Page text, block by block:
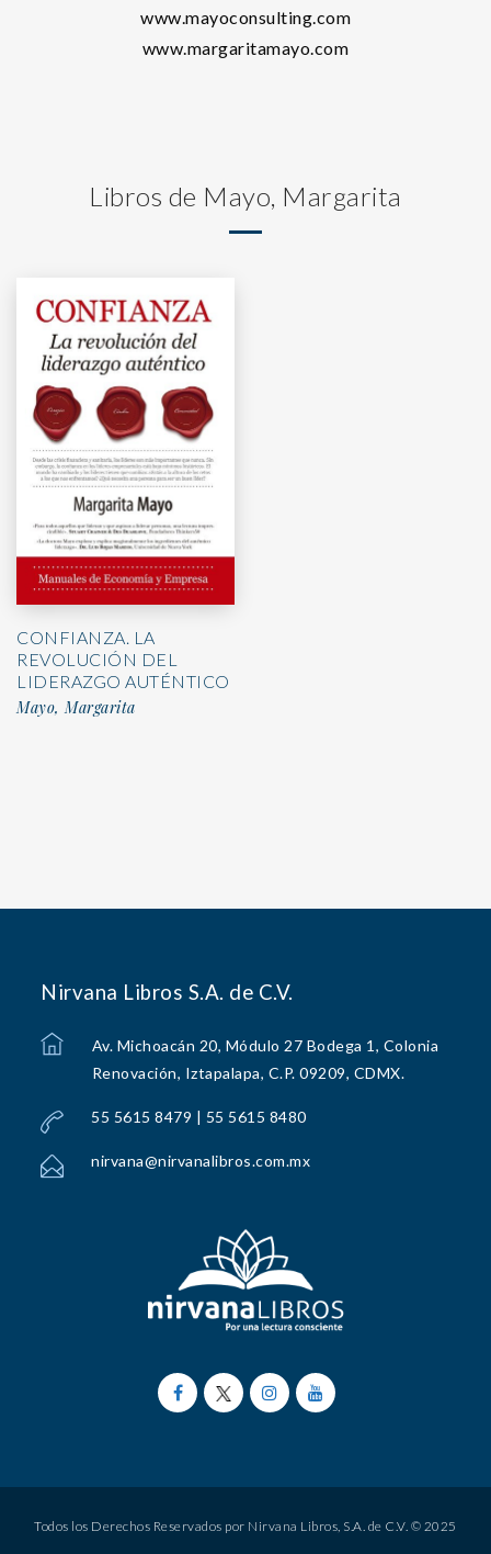
www.mayoconsulting.com
www.margaritamayo.com
Libros de Mayo, Margarita
CONFIANZA. LA
REVOLUCIÓN DEL
LIDERAZGO AUTÉNTICO
Mayo, Margarita
Nirvana Libros S.A. de C.V.
Av. Michoacán 20, Módulo 27 Bodega 1, Colonia
Renovación, Iztapalapa, C.P. 09209, CDMX.
55 5615 8479 | 55 5615 8480
nirvana@nirvanalibros.com.mx
Todos los Derechos Reservados por Nirvana Libros, S.A. de C.V. © 2025